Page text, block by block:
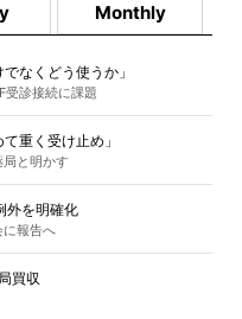
Monthly
なくどう使うか」
受診接続に課題
重く受け止め」
と明かす
外を明確化
に報告へ
買収